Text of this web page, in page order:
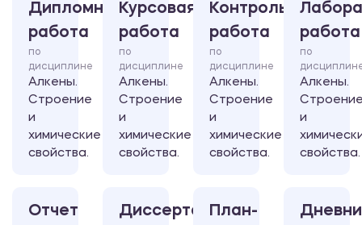
Дипломная
работа
по
дисциплине
Алкены.
Строение
и
химические
свойства.
Курсовая
работа
по
дисциплине
Алкены.
Строение
и
химические
свойства.
Контрольная
работа
по
дисциплине
Алкены.
Строение
и
химические
свойства.
работа
по
Алкены.
и
свойства.
Отчет
ДиссертацияПлан-